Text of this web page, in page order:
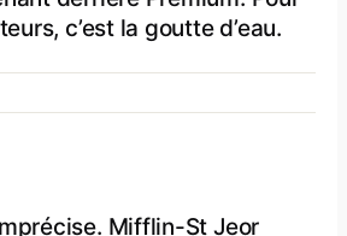
c’est la goutte d’eau.
Mifflin-St Jeor